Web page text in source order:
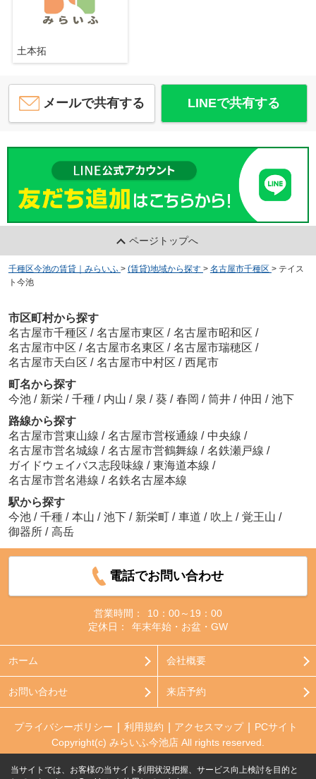
土本拓
メールで共有する LINEで共有する
ページトップへ
千種区今池の賃貸｜みらいふ > (賃貸)地域から探す > 名古屋市千種区 > テイス
ト今池
市区町村から探す
名古屋市千種区 / 名古屋市東区 / 名古屋市昭和区 /
名古屋市中区 / 名古屋市名東区 / 名古屋市瑞穂区 /
名古屋市天白区 / 名古屋市中村区 / 西尾市
町名から探す
今池 / 新栄 / 千種 / 内山 / 泉 / 葵 / 春岡 / 筒井 / 仲田 / 池下
路線から探す
名古屋市営東山線 / 名古屋市営桜通線 / 中央線 /
名古屋市営名城線 / 名古屋市営鶴舞線 / 名鉄瀬戸線 /
ガイドウェイバス志段味線 / 東海道本線 /
名古屋市営名港線 / 名鉄名古屋本線
駅から探す
今池 / 千種 / 本山 / 池下 / 新栄町 / 車道 / 吹上 / 覚王山 /
御器所 / 高岳
電話でお問い合わせ
営業時間：
10：00～19：00
定休日：
年末年始・お盆・GW
ホーム 会社概要
お問い合わせ 来店予約
プライバシーポリシー 利用規約 アクセスマップ
PCサイト
Copyright(c) みらいふ今池店 All rights reserved.
当サイトでは、お客様の当サイト利用状況把握、サービス向上検討を目的と